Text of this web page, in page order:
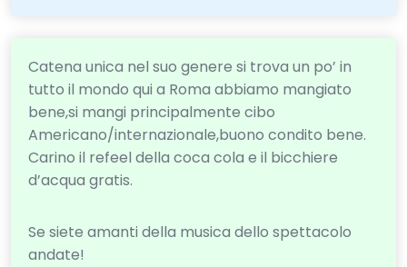
Catena unica nel suo genere si trova un po’ in
tutto il mondo qui a Roma abbiamo mangiato
bene,si mangi principalmente cibo
Americano/internazionale,buono condito bene.
Carino il refeel della coca cola e il bicchiere
d’acqua gratis.
Se siete amanti della musica dello spettacolo
andate!